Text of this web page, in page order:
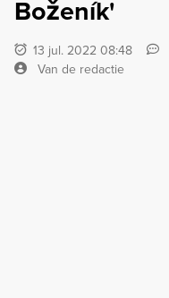
Boženík'
13 jul. 2022 08:48
Van de redactie